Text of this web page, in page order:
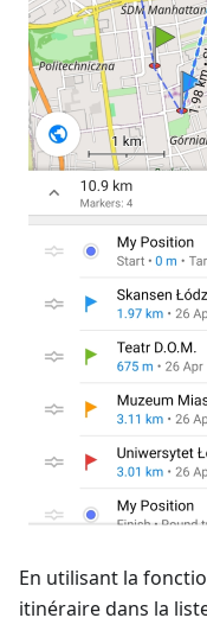
En utilisant la
itinéraire dans la